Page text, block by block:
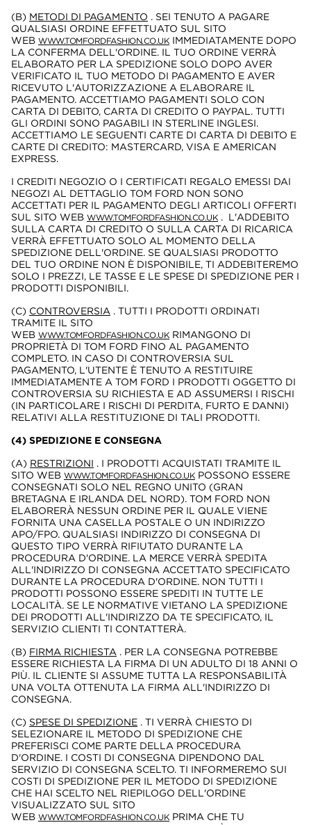
(B) METODI DI PAGAMENTO . SEI TENUTO A PAGARE
QUALSIASI ORDINE EFFETTUATO SUL SITO
WEB WWW.TOMFORDFASHION.CO.UK IMMEDIATAMENTE DOPO
LA CONFERMA DELL'ORDINE. IL TUO ORDINE VERRÀ
ELABORATO PER LA SPEDIZIONE SOLO DOPO AVER
VERIFICATO IL TUO METODO DI PAGAMENTO E AVER
RICEVUTO L'AUTORIZZAZIONE A ELABORARE IL
PAGAMENTO. ACCETTIAMO PAGAMENTI SOLO CON
CARTA DI DEBITO, CARTA DI CREDITO O PAYPAL. TUTTI
GLI ORDINI SONO PAGABILI IN STERLINE INGLESI.
ACCETTIAMO LE SEGUENTI CARTE DI CARTA DI DEBITO E
CARTE DI CREDITO: MASTERCARD, VISA E AMERICAN
EXPRESS.
I CREDITI NEGOZIO O I CERTIFICATI REGALO EMESSI DAI
NEGOZI AL DETTAGLIO TOM FORD NON SONO
ACCETTATI PER IL PAGAMENTO DEGLI ARTICOLI OFFERTI
SUL SITO WEB WWW.TOMFORDFASHION.CO.UK . L'ADDEBITO
SULLA CARTA DI CREDITO O SULLA CARTA DI RICARICA
VERRÀ EFFETTUATO SOLO AL MOMENTO DELLA
SPEDIZIONE DELL'ORDINE. SE QUALSIASI PRODOTTO
DEL TUO ORDINE NON È DISPONIBILE, TI ADDEBITEREMO
SOLO I PREZZI, LE TASSE E LE SPESE DI SPEDIZIONE PER I
PRODOTTI DISPONIBILI.
(C) CONTROVERSIA . TUTTI I PRODOTTI ORDINATI
TRAMITE IL SITO
WEB WWW.TOMFORDFASHION.CO.UK RIMANGONO DI
PROPRIETÀ DI TOM FORD FINO AL PAGAMENTO
COMPLETO. IN CASO DI CONTROVERSIA SUL
PAGAMENTO, L'UTENTE È TENUTO A RESTITUIRE
IMMEDIATAMENTE A TOM FORD I PRODOTTI OGGETTO DI
CONTROVERSIA SU RICHIESTA E AD ASSUMERSI I RISCHI
(IN PARTICOLARE I RISCHI DI PERDITA, FURTO E DANNI)
RELATIVI ALLA RESTITUZIONE DI TALI PRODOTTI.
(4) SPEDIZIONE E CONSEGNA
(A) RESTRIZIONI . I PRODOTTI ACQUISTATI TRAMITE IL
SITO WEB WWW.TOMFORDFASHION.CO.UK POSSONO ESSERE
CONSEGNATI SOLO NEL REGNO UNITO (GRAN
BRETAGNA E IRLANDA DEL NORD). TOM FORD NON
ELABORERÀ NESSUN ORDINE PER IL QUALE VIENE
FORNITA UNA CASELLA POSTALE O UN INDIRIZZO
APO/FPO. QUALSIASI INDIRIZZO DI CONSEGNA DI
QUESTO TIPO VERRÀ RIFIUTATO DURANTE LA
PROCEDURA D'ORDINE. LA MERCE VERRÀ SPEDITA
ALL'INDIRIZZO DI CONSEGNA ACCETTATO SPECIFICATO
DURANTE LA PROCEDURA D'ORDINE. NON TUTTI I
PRODOTTI POSSONO ESSERE SPEDITI IN TUTTE LE
LOCALITÀ. SE LE NORMATIVE VIETANO LA SPEDIZIONE
DEI PRODOTTI ALL'INDIRIZZO DA TE SPECIFICATO, IL
SERVIZIO CLIENTI TI CONTATTERÀ.
(B) FIRMA RICHIESTA . PER LA CONSEGNA POTREBBE
ESSERE RICHIESTA LA FIRMA DI UN ADULTO DI 18 ANNI O
PIÙ. IL CLIENTE SI ASSUME TUTTA LA RESPONSABILITÀ
UNA VOLTA OTTENUTA LA FIRMA ALL'INDIRIZZO DI
CONSEGNA.
(C) SPESE DI SPEDIZIONE . TI VERRÀ CHIESTO DI
SELEZIONARE IL METODO DI SPEDIZIONE CHE
PREFERISCI COME PARTE DELLA PROCEDURA
D'ORDINE. I COSTI DI CONSEGNA DIPENDONO DAL
SERVIZIO DI CONSEGNA SCELTO. TI INFORMEREMO SUI
COSTI DI SPEDIZIONE PER IL METODO DI SPEDIZIONE
CHE HAI SCELTO NEL RIEPILOGO DELL'ORDINE
VISUALIZZATO SUL SITO
WEB WWW.TOMFORDFASHION.CO.UK PRIMA CHE TU